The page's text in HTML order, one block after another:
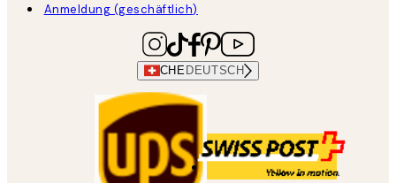
Anmeldung (geschäftlich)
CHE DEUTSCH